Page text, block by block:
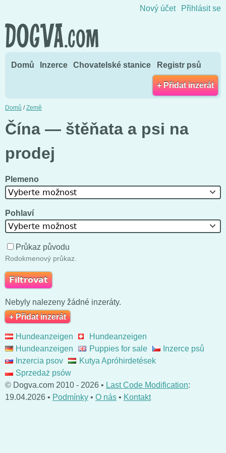
Nový účet Přihlásit se
Domů Inzerce Chovatelské stanice Registr psů
+ Přidat inzerát
Domů /Země
Čína — štěňata a psi na
prodej
Plemeno
Vyberte možnost
Pohlaví
Vyberte možnost
Průkaz původu
Rodokmenový průkaz.
Nebyly nalezeny žádné inzeráty.
+ Přidat inzerát
Hundeanzeigen
Hundeanzeigen
Hundeanzeigen
Puppies for sale
Inzerce psů
Inzercia psov
Kutya Apróhirdetések
Sprzedaż psów
© Dogva.com 2010 - 2026 • Last Code Modification:
19.04.2026 • Podmínky • O nás • Kontakt